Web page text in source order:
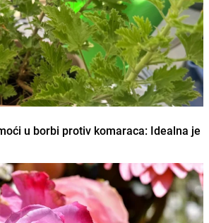
u borbi protiv komaraca: Idealna je